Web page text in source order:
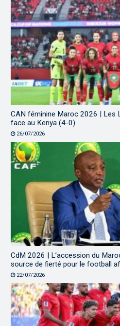
CAN féminine Maroc 2026 | Les
face au Kenya (4-0)
26/07/2026
CdM 2026 | L’accession du
source de fierté pour le football
22/07/2026